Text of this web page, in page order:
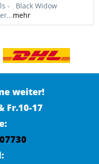
- Black Widow
mehr
weiter!
Fr.10-17